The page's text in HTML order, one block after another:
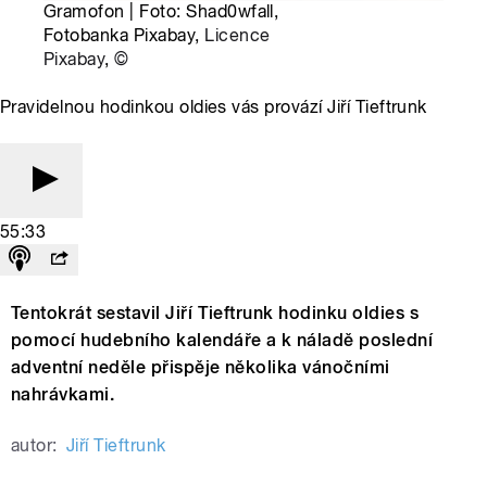
Gramofon | Foto: Shad0wfall,
Fotobanka Pixabay, Licence
Pixabay,©
Pravidelnou hodinkou oldies vás provází Jiří Tieftrunk
55:33
Tentokrát sestavil Jiří Tieftrunk hodinku oldies s
pomocí hudebního kalendáře a k náladě poslední
adventní neděle přispěje několika vánočními
nahrávkami.
autor: Jiří Tieftrunk